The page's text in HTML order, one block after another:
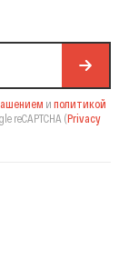
и политикой
reCAPTCHA (Privacy